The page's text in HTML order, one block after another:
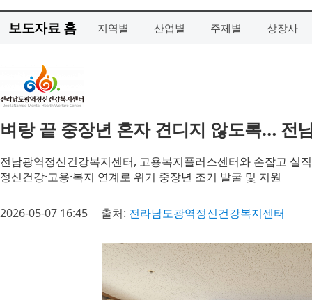
보도자료 홈 지역별 산업별 주제별 상장사
벼랑 끝 중장년 혼자 견디지 않도록… 전
전남광역정신건강복지센터, 고용복지플러스센터와 손잡고 실
정신건강·고용·복지 연계로 위기 중장년 조기 발굴 및 지원
2026-05-07 16:45 출처: 전라남도광역정신건강복지센터